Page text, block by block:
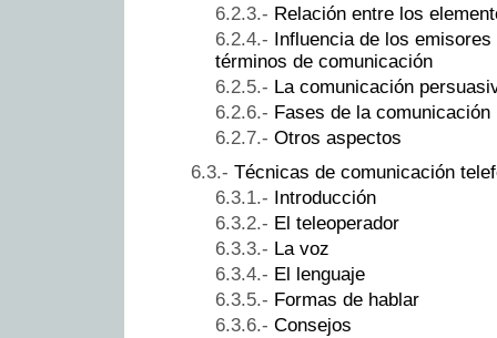
Relación entre los
Influencia de los
términos de comunicación
La comunicación
Fases de la comunicación
Otros aspectos
Técnicas de comunicación
Introducción
El teleoperador
La voz
El lenguaje
Formas de hablar
Consejos